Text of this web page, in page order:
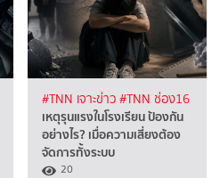
#TNN เจาะข่าว#TNN ช่อง16
เหตุรุนแรงในโรงเรียน ป้องกัน
อย่างไร? เมื่อความเสี่ยงต้อง
จัดการทั้งระบบ
20